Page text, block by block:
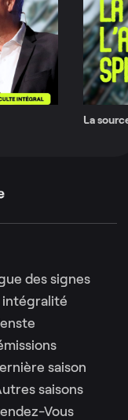
La
des signes
intégralité
saison
saisons
Vous